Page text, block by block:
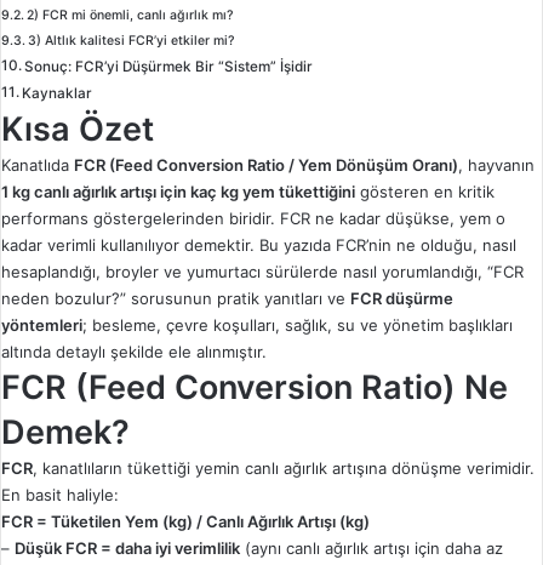
2) FCR mi önemli, canlı ağırlık mı?
3) Altlık kalitesi FCR’yi etkiler mi?
Sonuç: FCR’yi Düşürmek Bir “Sistem” İşidir
Kaynaklar
Kısa Özet
Kanatlıda FCR (Feed Conversion Ratio / Yem Dönüşüm Oranı), hayvanın
1 kg canlı ağırlık artışı için kaç kg yem tükettiğini gösteren en kritik
performans göstergelerinden biridir. FCR ne kadar düşükse, yem o
kadar verimli kullanılıyor demektir. Bu yazıda FCR’nin ne olduğu, nasıl
hesaplandığı, broyler ve yumurtacı sürülerde nasıl yorumlandığı, “FCR
neden bozulur?” sorusunun pratik yanıtları ve FCR düşürme
yöntemleri; besleme, çevre koşulları, sağlık, su ve yönetim başlıkları
altında detaylı şekilde ele alınmıştır.
FCR (Feed Conversion Ratio) Ne
Demek?
FCR, kanatlıların tükettiği yemin canlı ağırlık artışına dönüşme verimidir.
En basit haliyle:
FCR = Tüketilen Yem (kg) / Canlı Ağırlık Artışı (kg)
– Düşük FCR = daha iyi verimlilik (aynı canlı ağırlık artışı için daha az